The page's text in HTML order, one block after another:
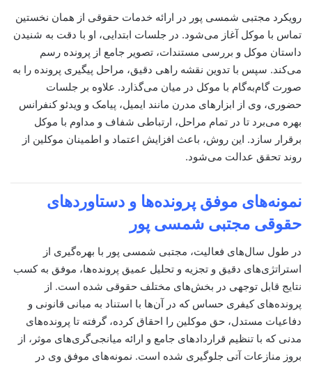
رویکرد مجتبی شمسی پور در ارائه خدمات حقوقی از همان نخستین
تماس با موکل آغاز می‌شود. در جلسات ابتدایی، او با دقت به شنیدن
داستان موکل و بررسی مستندات، تصویر جامع از پرونده رسم
می‌کند. سپس با تدوین نقشه راهی دقیق، مراحل پیگیری پرونده را به
صورت گام‌به‌گام با موکل در میان می‌گذارد. علاوه بر جلسات
حضوری، وی از ابزارهای مدرن مانند ایمیل، پیامک و ویدئو کنفرانس
بهره می‌برد تا در تمام مراحل، ارتباطی شفاف و مداوم با موکل
برقرار سازد. این روش، باعث افزایش اعتماد و اطمینان موکلین از
روند تحقق عدالت می‌شود.
نمونه‌های موفق پرونده‌ها و دستاوردهای
حقوقی مجتبی شمسی پور
در طول سال‌های فعالیت، مجتبی شمسی پور با بهره‌گیری از
استراتژی‌های دقیق و تجزیه و تحلیل عمیق پرونده‌ها، موفق به کسب
نتایج قابل توجهی در بخش‌های مختلف حقوقی شده است. از
پرونده‌های کیفری حساس که در آن‌ها با استناد به مبانی قانونی و
دفاعیات مستدل، حق موکلین را احقاق کرده، گرفته تا پرونده‌های
مدنی که با تنظیم قراردادهای جامع و ارائه میانجی‌گری‌های موثر، از
بروز منازعات آتی جلوگیری شده است. نمونه‌های موفق وی در